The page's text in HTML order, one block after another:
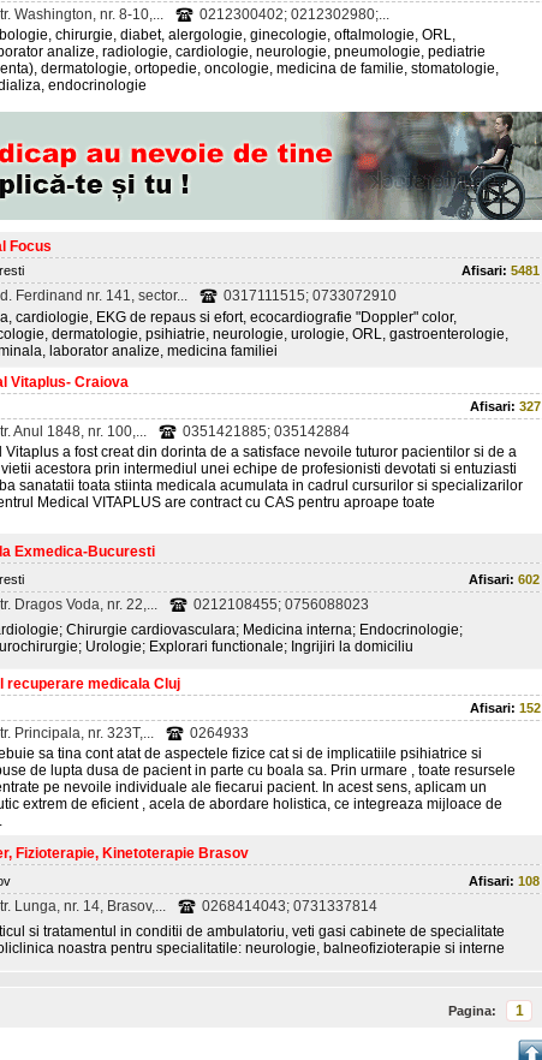
Washington, nr. 8-10,...
0212300402; 0212302980;...
chirurgie, diabet, alergologie, ginecologie, oftalmologie, ORL,
analize, radiologie, cardiologie, neurologie, pneumologie, pediatrie
dermatologie, ortopedie, oncologie, medicina de familie, stomatologie,
endocrinologie
Focus
Afisari: 5481
Ferdinand nr. 141, sector...
0317111515; 0733072910
cardiologie, EKG de repaus si efort, ecocardiografie "Doppler" color,
dermatologie, psihiatrie, neurologie, urologie, ORL, gastroenterologie,
laborator analize, medicina familiei
Vitaplus- Craiova
Afisari: 327
Anul 1848, nr. 100,...
0351421885; 035142884
Vitaplus a fost creat din dorinta de a satisface nevoile tuturor pacientilor si de a
acestora prin intermediul unei echipe de profesionisti devotati si entuziasti
sanatatii toata stiinta medicala acumulata in cadrul cursurilor si specializarilor
Medical VITAPLUS are contract cu CAS pentru aproape toate
Exmedica-Bucuresti
Afisari: 602
Dragos Voda, nr. 22,...
0212108455; 0756088023
Chirurgie cardiovasculara; Medicina interna; Endocrinologie;
Urologie; Explorari functionale; Ingrijiri la domiciliu
recuperare medicala Cluj
Afisari: 152
Principala, nr. 323T,...
0264933
sa tina cont atat de aspectele fizice cat si de implicatiile psihiatrice si
de lupta dusa de pacient in parte cu boala sa. Prin urmare , toate resursele
pe nevoile individuale ale fiecarui pacient. In acest sens, aplicam un
extrem de eficient , acela de abordare holistica, ce integreaza mijloace de
Fizioterapie, Kinetoterapie Brasov
Afisari: 108
Lunga, nr. 14, Brasov,...
0268414043; 0731337814
si tratamentul in conditii de ambulatoriu, veti gasi cabinete de specialitate
noastra pentru specialitatile: neurologie, balneofizioterapie si interne
Pagina: 1